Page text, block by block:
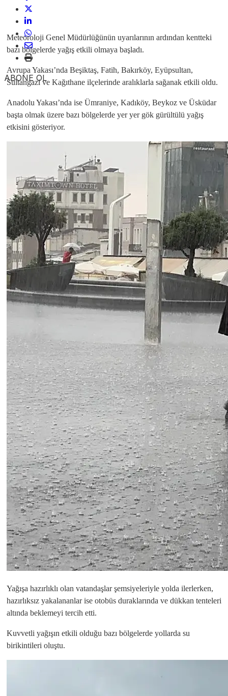
ABONE OL
Meteoroloji Genel Müdürlüğünün uyarılarının ardından kentteki
bazı bölgelerde yağış etkili olmaya başladı.
Avrupa Yakası’nda Beşiktaş, Fatih, Bakırköy, Eyüpsultan,
Sultangazi ve Kağıthane ilçelerinde aralıklarla sağanak etkili oldu.
Anadolu Yakası’nda ise Ümraniye, Kadıköy, Beykoz ve Üsküdar
başta olmak üzere bazı bölgelerde yer yer gök gürültülü yağış
etkisini gösteriyor.
Yağışa hazırlıklı olan vatandaşlar şemsiyeleriyle yolda ilerlerken,
hazırlıksız yakalananlar ise otobüs duraklarında ve dükkan tenteleri
altında beklemeyi tercih etti.
Kuvvetli yağışın etkili olduğu bazı bölgelerde yollarda su
birikintileri oluştu.